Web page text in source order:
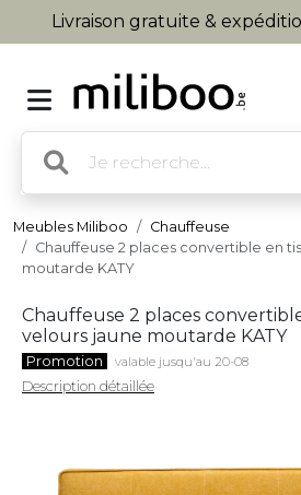
Livraison gratuite &
Meubles Miliboo
Chauffeuse
Chauffeuse 2 places convertible en
moutarde KATY
Chauffeuse 2 places
velours jaune moutarde KATY
Promotion valable jusqu'au 20-08
Description détaillée